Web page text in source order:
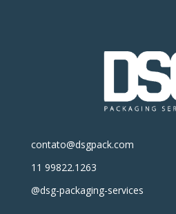
contato@dsgpack.com
11 99822.1263
@dsg-packaging-services